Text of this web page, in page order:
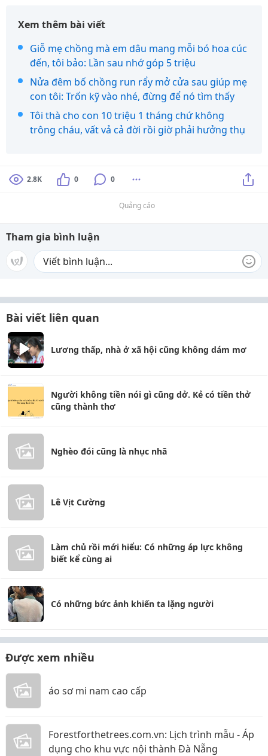
Xem thêm bài viết
Giỗ mẹ chồng mà em dâu mang mỗi bó hoa cúc
đến, tôi bảo: Lần sau nhớ góp 5 triệu
Nửa đêm bố chồng run rẩy mở cửa sau giúp mẹ
con tôi: Trốn kỹ vào nhé, đừng để nó tìm thấy
Tôi thà cho con 10 triệu 1 tháng chứ không
trông cháu, vất vả cả đời rồi giờ phải hưởng thụ
2.8K 0 0
Quảng cáo
Tham gia bình luận
Bài viết liên quan
Lương thấp, nhà ở xã hội cũng không dám mơ
Người không tiền nói gì cũng dở. Kẻ có tiền thở
cũng thành thơ
Nghèo đói cũng là nhục nhã
Lê Vịt Cường
Làm chủ rồi mới hiểu: Có những áp lực không
biết kể cùng ai
Có những bức ảnh khiến ta lặng người
Được xem nhiều
áo sơ mi nam cao cấp
Forestforthetrees.com.vn: Lịch trình mẫu - Áp
dụng cho khu vực nội thành Đà Nẵng